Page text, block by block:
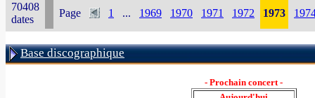
70408
dates
Page 1 ... 1969 1970 1971 1972 1973
Base discographique
- Prochain concert -